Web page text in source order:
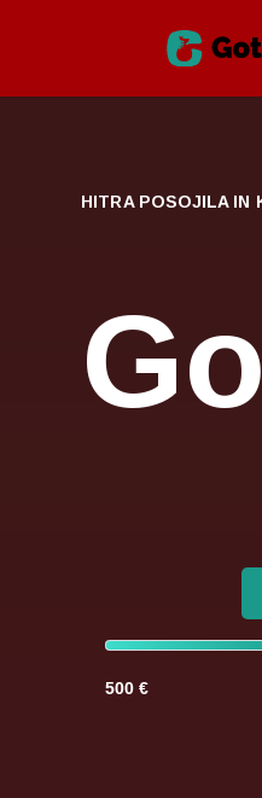
HITRA POSOJILA IN
500 €